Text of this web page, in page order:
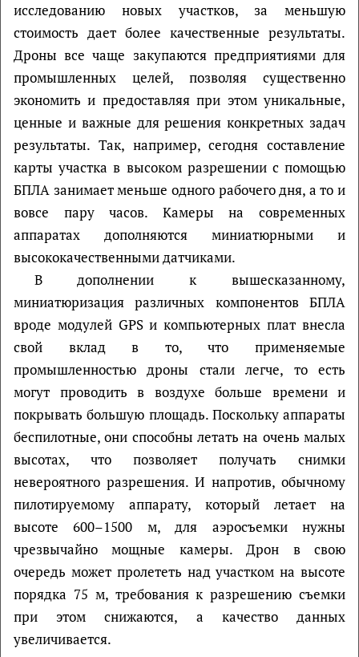
исследованию новых участков, за меньшую
стоимость дает более качественные результаты.
Дроны все чаще закупаются предприятиями для
промышленных целей, позволяя существенно
экономить и предоставляя при этом уникальные,
ценные и важные для решения конкретных задач
результаты. Так, например, сегодня составление
карты участка в высоком разрешении с помощью
БПЛА занимает меньше одного рабочего дня, а то и
вовсе пару часов. Камеры на современных
аппаратах дополняются миниатюрными и
высококачественными датчиками.
В дополнении к вышесказанному,
миниатюризация различных компонентов БПЛА
вроде модулей GPS и компьютерных плат внесла
свой вклад в то, что применяемые
промышленностью дроны стали легче, то есть
могут проводить в воздухе больше времени и
покрывать большую площадь. Поскольку аппараты
беспилотные, они способны летать на очень малых
высотах, что позволяет получать снимки
невероятного разрешения. И напротив, обычному
пилотируемому аппарату, который летает на
высоте 600–1500 м, для аэросъемки нужны
чрезвычайно мощные камеры. Дрон в свою
очередь может пролететь над участком на высоте
порядка 75 м, требования к разрешению съемки
при этом снижаются, а качество данных
увеличивается.